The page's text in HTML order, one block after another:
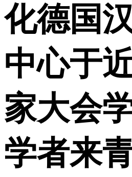
化德国
中心于
家大会
学者来